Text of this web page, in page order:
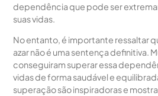
dependência que pode ser
suas vidas.
No entanto, é importante ressaltar
azar não é uma sentença definitiva.
conseguiram superar essa
vidas de forma saudável e
superação são inspiradoras e